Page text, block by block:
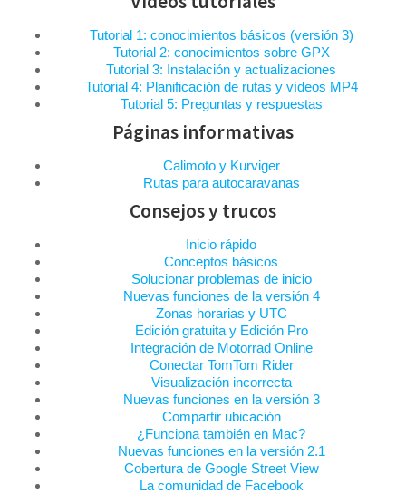
Tutorial 1: conocimientos básicos (versión 3)
Tutorial 2: conocimientos sobre GPX
Tutorial 3: Instalación y actualizaciones
Tutorial 4: Planificación de rutas y vídeos MP4
Tutorial 5: Preguntas y respuestas
Páginas informativas
Calimoto y Kurviger
Rutas para autocaravanas
Consejos y trucos
Inicio rápido
Conceptos básicos
Solucionar problemas de inicio
Nuevas funciones de la versión 4
Zonas horarias y UTC
Edición gratuita y Edición Pro
Integración de Motorrad Online
Conectar TomTom Rider
Visualización incorrecta
Nuevas funciones en la versión 3
Compartir ubicación
¿Funciona también en Mac?
Nuevas funciones en la versión 2.1
Cobertura de Google Street View
La comunidad de Facebook